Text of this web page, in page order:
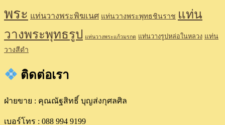
พระ แท่นวางพระพิฆเนศ แท่นวางพระพุทธชินราช แท่น
วางพระพุทธรูป แท่นวางพระแก้วมรกต แท่นวางรูปหล่อในหลวง แท่น
วางสีดำ
ติดต่อเรา
ฝ่ายขาย : คุณณัฐสิทธิ์ บุญส่งกุศลศิล
เบอร์โทร : 088 994 9199